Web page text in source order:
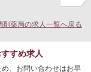
剤薬局の求人一覧へ戻る
すめ求人
、お問い合わせはお早